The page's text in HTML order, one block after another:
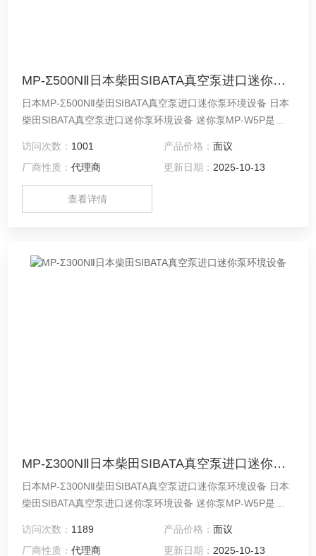
MP-Σ500NⅡ日本柴田SIBATA真空泵进口迷你泵环境设备
日本MP-Σ500NⅡ柴田SIBATA真空泵进口迷你泵环境设备 日本
柴田SIBATA真空泵进口迷你泵环境设备 迷你泵MP-W5P是一
集成流量测量功能。可在0.050～5.00L/min的宽流量范围内使
用。
访问次数： 1001 产品价格： 面议
厂商性质：代理商 更新日期： 2025-10-13
查看详情
MP-Σ300NⅡ日本柴田SIBATA真空泵进口迷你泵环境设备
日本MP-Σ300NⅡ柴田SIBATA真空泵进口迷你泵环境设备 日本
柴田SIBATA真空泵进口迷你泵环境设备 迷你泵MP-W5P是一
集成流量测量功能。可在0.050～5.00L/min的宽流量范围内使
用。
访问次数： 1189 产品价格： 面议
厂商性质：代理商 更新日期： 2025-10-13